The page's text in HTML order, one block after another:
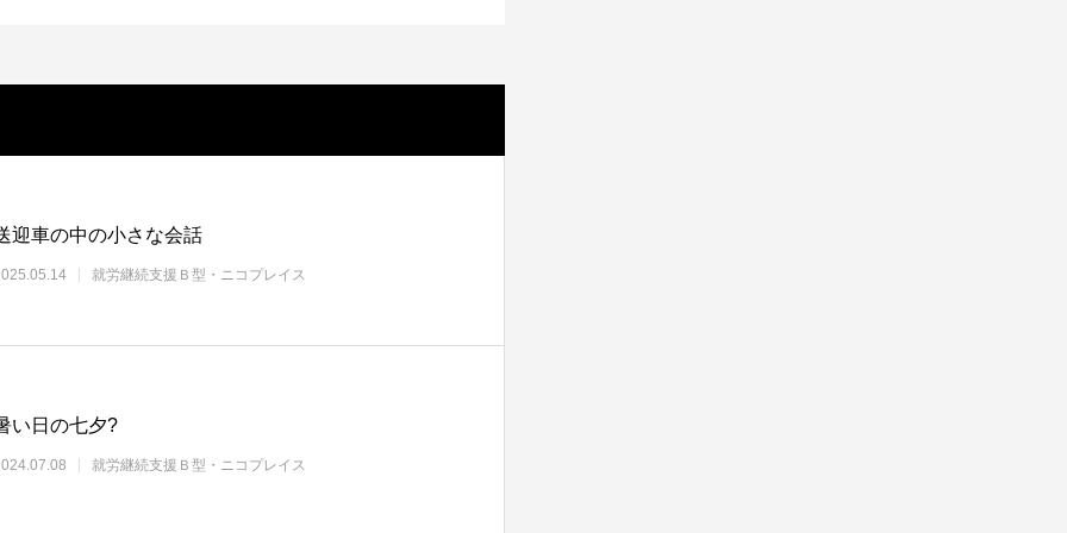
迎車の中の小さな会話
就労継続支援Ｂ型・ニコプレイス
い日の七夕?
就労継続支援Ｂ型・ニコプレイス